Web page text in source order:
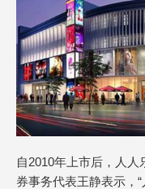
自2010年上市后，人
券事务代表王静表示，